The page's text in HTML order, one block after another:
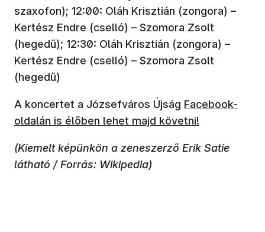
szaxofon); 12:00: Oláh Krisztián (zongora) –
Kertész Endre (cselló) – Szomora Zsolt
(hegedű); 12:30: Oláh Krisztián (zongora) –
Kertész Endre (cselló) – Szomora Zsolt
(hegedű)
A koncertet a Józsefváros Újság Facebook-
oldalán is élőben lehet majd követni!
(Kiemelt képünkön a zeneszerző Erik Satie
látható / Forrás: Wikipedia)